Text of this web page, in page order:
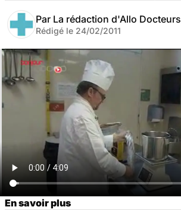
Par La rédaction d'Allo Docteurs
Rédigé le 24/02/2011
En savoir plus